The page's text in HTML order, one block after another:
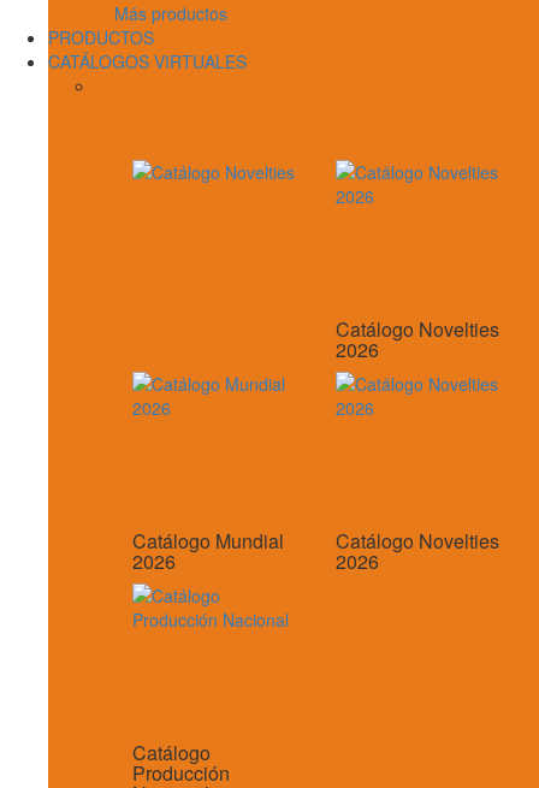
Más productos
PRODUCTOS
CATÁLOGOS VIRTUALES
Catálogo Novelties
2026
Catálogo Mundial
2026
Catálogo Novelties
2026
Catálogo
Producción